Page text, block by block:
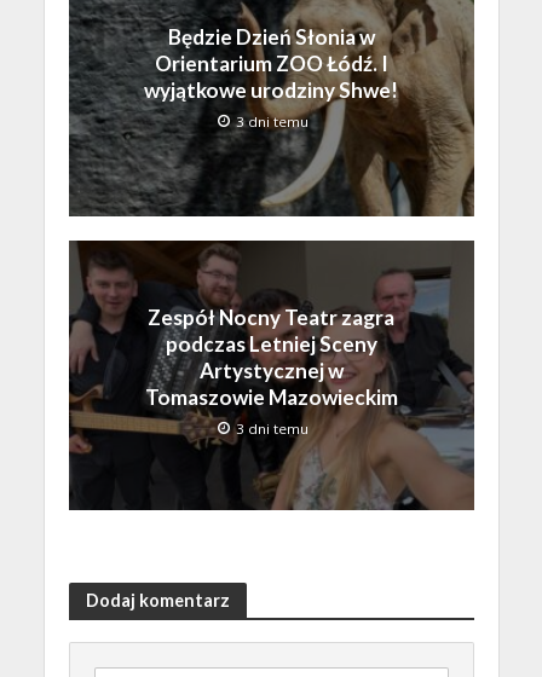
Będzie Dzień Słonia w
Orientarium ZOO Łódź. I
wyjątkowe urodziny Shwe!
3 dni temu
Zespół Nocny Teatr zagra
podczas Letniej Sceny
Artystycznej w
Tomaszowie Mazowieckim
3 dni temu
Dodaj komentarz